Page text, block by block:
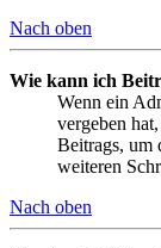
Nach oben
Wie kann ich
Wenn ein
vergeben
Beitrags, um
weiteren
Nach oben